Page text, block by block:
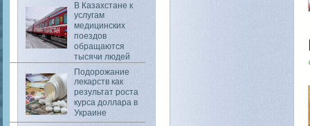
В Казахстане к
услугам
медицинских
поездов
обращаются
тысячи людей
Подорожание
лекарств как
результат роста
курса доллара в
Украине